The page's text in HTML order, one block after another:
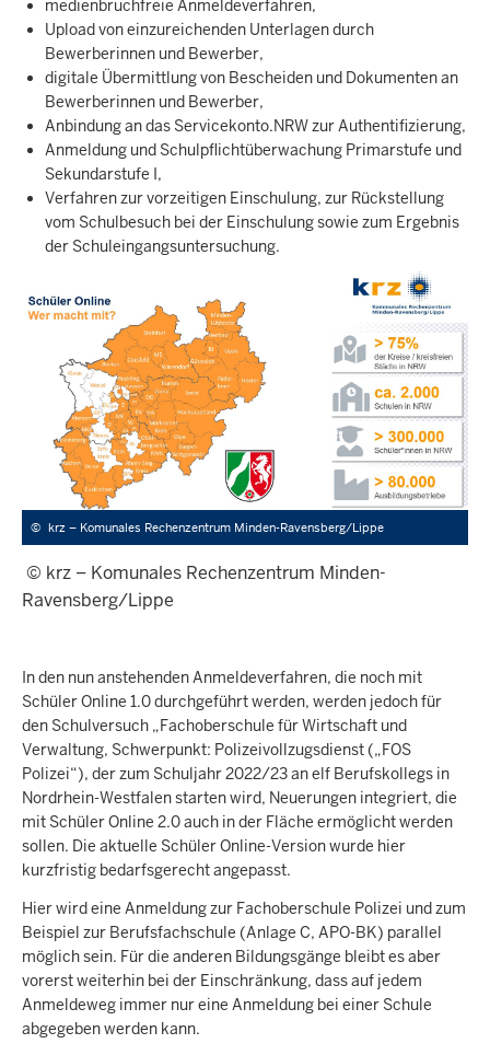
medienbruchfreie Anmeldeverfahren,
Upload von einzureichenden Unterlagen durch
Bewerberinnen und Bewerber,
digitale Übermittlung von Bescheiden und Dokumenten an
Bewerberinnen und Bewerber,
Anbindung an das Servicekonto.NRW zur Authentifizierung,
Anmeldung und Schulpflichtüberwachung Primarstufe und
Sekundarstufe I,
Verfahren zur vorzeitigen Einschulung, zur Rückstellung
vom Schulbesuch bei der Einschulung sowie zum Ergebnis
der Schuleingangsuntersuchung.
© krz – Komunales Rechenzentrum Minden-Ravensberg/Lippe
​​​​​© krz – Komunales Rechenzentrum Minden-
Ravensberg/Lippe
In den nun anstehenden Anmeldeverfahren, die noch mit
Schüler Online 1.0 durchgeführt werden, werden jedoch für
den Schulversuch „Fachoberschule für Wirtschaft und
Verwaltung, Schwerpunkt: Polizeivollzugsdienst („FOS
Polizei“), der zum Schuljahr 2022/23 an elf Berufskollegs in
Nordrhein-Westfalen starten wird, Neuerungen integriert, die
mit Schüler Online 2.0 auch in der Fläche ermöglicht werden
sollen. Die aktuelle Schüler Online-Version wurde hier
kurzfristig bedarfsgerecht angepasst.
Hier wird eine Anmeldung zur Fachoberschule Polizei und zum
Beispiel zur Berufsfachschule (Anlage C, APO-BK) parallel
möglich sein. Für die anderen Bildungsgänge bleibt es aber
vorerst weiterhin bei der Einschränkung, dass auf jedem
Anmeldeweg immer nur eine Anmeldung bei einer Schule
abgegeben werden kann.